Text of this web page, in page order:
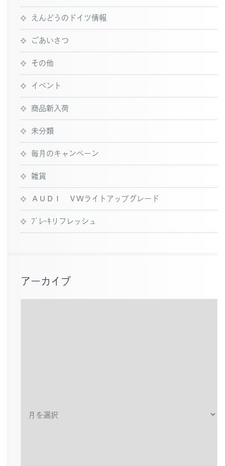
えんどうのドイツ情報
ごあいさつ
その他
イベント
商品新入荷
未分類
毎月のキャンペーン
雑貨
ＡＵＤＩ ＶＷライトアップグレード
ﾌﾞﾚｰｷリフレッシュ
アーカイブ